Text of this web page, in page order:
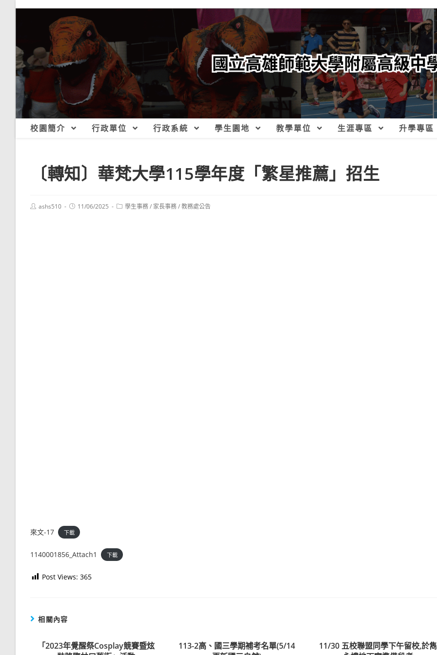
校園簡介 行政單位 行政系統 學生園地 教學單位 生涯專區 升學專區
〔轉知〕華梵大學115學年度「繁星推薦」招生
Postashs510
Post11/06/2025
Post學生事務/ 家長事務/教務處公告
來文-17 下載
1140001856_Attach1 下載
Post Views: 365
相關內容
「2023年覺醒祭Cosplay競賽暨炫
113-2高、國三學期補考名單(5/14
11/30 五校聯盟同學下午留校,於雋